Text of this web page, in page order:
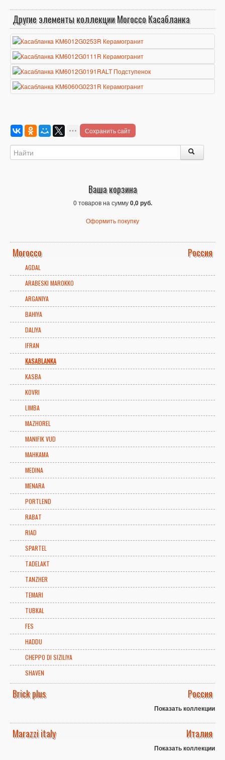
Другие элементы коллекции Morocco Касабланка
Сохранить сайт
Ваша корзина
0 товаров на сумму0,0 руб.
Оформить покупку
Morocco Россия
AGDAL
ARABESKI MAROKKO
ARGANIYA
BAHIYA
DALIYA
IFRAN
KASABLANKA
KASBA
KOVRI
LIMBA
MAZHOREL
MANIFIK VUD
MAHKAMA
MEDINA
MENARA
PORTLEND
RABAT
RIAD
SPARTEL
TADELAKT
TANZHER
TEMARI
TUBKAL
FES
HADDU
CHEPPO DI SIZILIYA
SHAVEN
Brick plus Россия
Показать коллекции
Marazzi italy Италия
Показать коллекции